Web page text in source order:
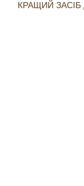
КРАЩИЙ ЗАСІБ